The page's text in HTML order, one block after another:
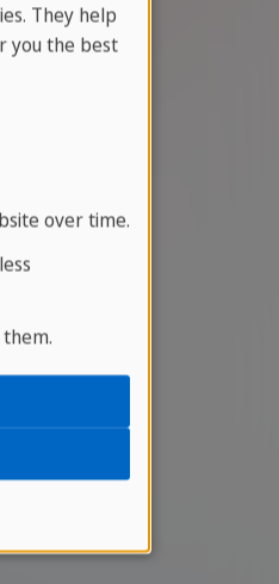
They help
you the best
over time.